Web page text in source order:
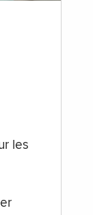
les